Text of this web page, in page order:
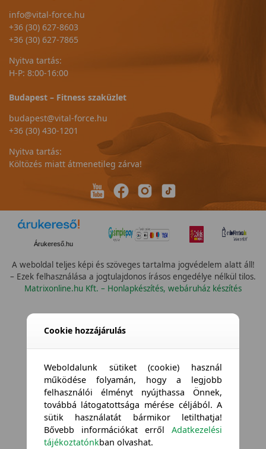
info@vital-force.hu
+36 (30) 627-8603
+36 (30) 627-7865
Nyitva tartás:
H-P: 8:00-16:00
Budapest – Fitness szaküzlet
budapest@vital-force.hu
+36 (30) 430-1201
Nyitva tartás:
Költözés miatt átmenetileg zárva!
Árukereső.hu
A weboldal teljes képi és szöveges tartalma jogvédelem alatt áll!
– Ezek felhasználása a jogtulajdonos írásos engedélye nélkül tilos.
Matrixonline.hu Kft. – Honlapkészítés, webáruház készítés
Cookie hozzájárulás
Weboldalunk sütiket (cookie) használ
működése folyamán, hogy a legjobb
felhasználói élményt nyújthassa Önnek,
továbbá látogatottsága mérése céljából. A
sütik használatát bármikor letilthatja!
Bővebb információkat errőlAdatkezelési
tájékoztatónkban olvashat.